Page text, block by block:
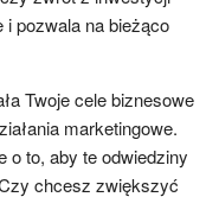
i pozwala na bieżąco
Twoje cele biznesowe
marketingowe.
o to, aby te odwiedziny
chcesz zwiększyć